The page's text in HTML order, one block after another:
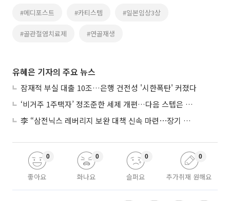
#메디포스트 #카티스템 #일본임상3상
#골관절염치료제 #연골재생
유혜은 기자의 주요 뉴스
잠재적 부실 대출 10조…은행 건전성 '시한폭탄' 커졌다
‘비거주 1주택자’ 정조준한 세제 개편…다음 스텝은 금융 대책
李 “삼전닉스 레버리지 보완 대책 신속 마련⋯장기 채무 과감히 탕감”
좋아요
0
화나요
0
슬퍼요
0
추가취재 원해요
0